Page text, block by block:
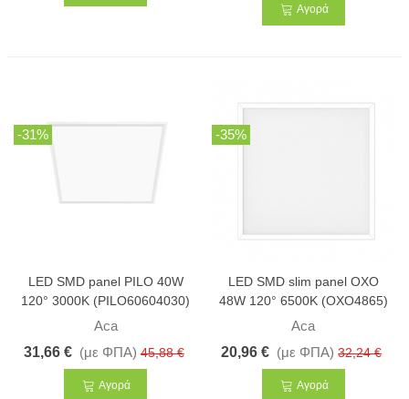
Αγορά
-31%
LED SMD panel PILO 40W
120° 3000K (PILO60604030)
Aca
31,66 € (με ΦΠΑ) 45,88 €
Αγορά
-35%
LED SMD slim panel OXO
48W 120° 6500K (OXO4865)
Aca
20,96 € (με ΦΠΑ) 32,24 €
Αγορά